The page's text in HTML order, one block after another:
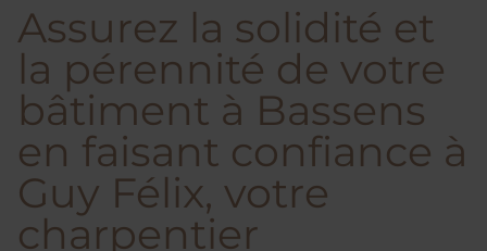
Assurez la solidité et
la pérennité de votre
bâtiment à Bassens
en faisant confiance à
Guy Félix, votre
charpentier